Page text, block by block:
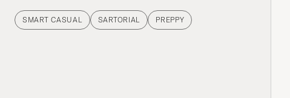
SMART CASUAL SARTORIAL PREPPY